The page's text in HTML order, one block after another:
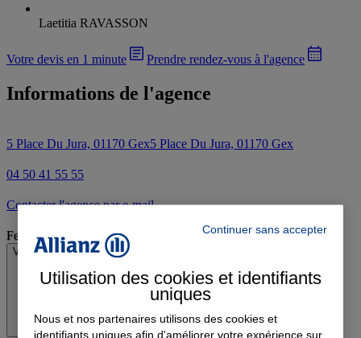
Laetitia RAVASSON
Votre devis en 1 minute Prendre rendez-vous à l'agence
Informations de l'agence
5 Place Du Jura, 01170 Gex5 Place Du Jura, 01170 Gex
04 50 41 55 55
Contacter l'agence par e-mail
Fermé
Voir les horaires
Continuer sans accepter
Utilisation des cookies et identifiants
uniques
Nous et nos partenaires utilisons des cookies et
identifiants uniques afin d'améliorer votre expérience sur